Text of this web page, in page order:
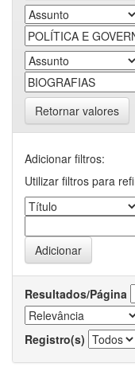
Retornar valores
Adicionar filtros:
Utilizar filtros para
Resultados/Página
Registro(s)